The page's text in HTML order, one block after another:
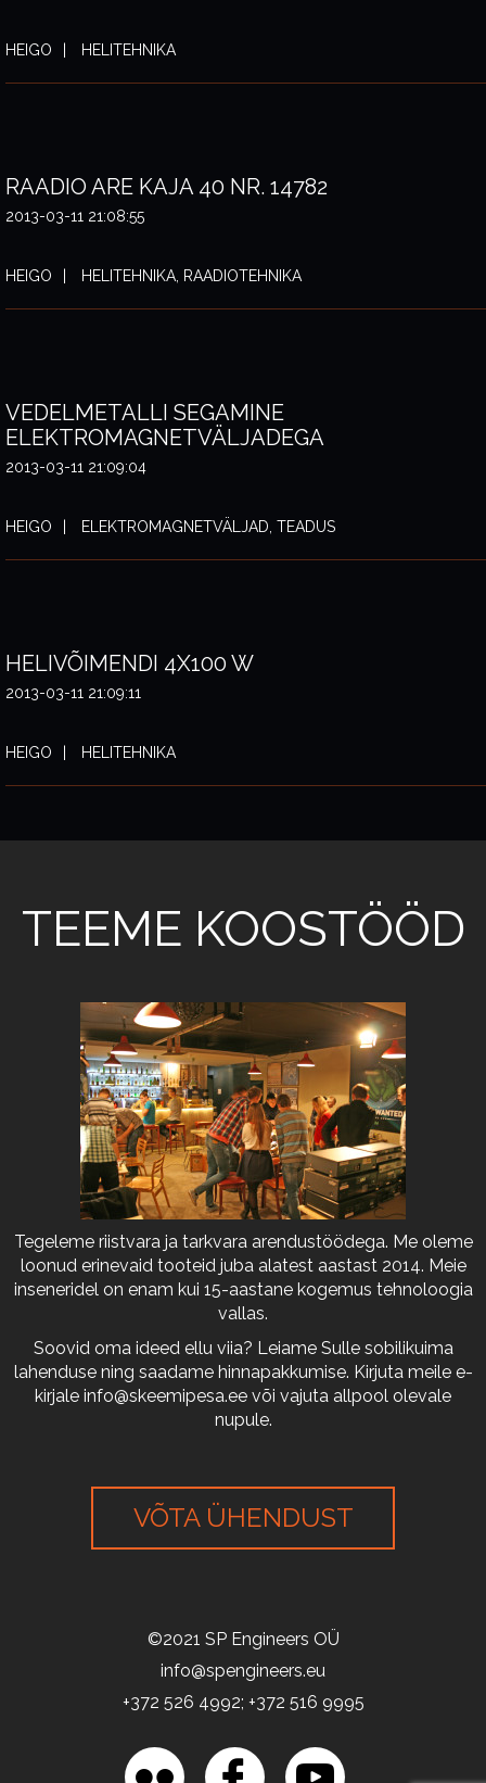
HEIGO HELITEHNIKA
RAADIO ARE KAJA 40 NR. 14782
2013-03-11 21:08:55
HEIGO HELITEHNIKA, RAADIOTEHNIKA
VEDELMETALLI SEGAMINE
ELEKTROMAGNETVÄLJADEGA
2013-03-11 21:09:04
HEIGO ELEKTROMAGNETVÄLJAD, TEADUS
HELIVÕIMENDI 4X100 W
2013-03-11 21:09:11
HEIGO HELITEHNIKA
TEEME KOOSTÖÖD
Tegeleme riistvara ja tarkvara arendustöödega. Me oleme
loonud erinevaid tooteid juba alatest aastast 2014. Meie
inseneridel on enam kui 15-aastane kogemus tehnoloogia
vallas.
Soovid oma ideed ellu viia? Leiame Sulle sobilikuima
lahenduse ning saadame hinnapakkumise. Kirjuta meile e-
kirjale info@skeemipesa.ee või vajuta allpool olevale
nupule.
VÕTA ÜHENDUST
©2021 SP Engineers OÜ
info@spengineers.eu
+372 526 4992; +372 516 9995